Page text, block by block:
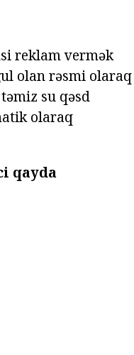
reklam vermək
olan rəsmi olaraq
su qəsd
olaraq
qayda